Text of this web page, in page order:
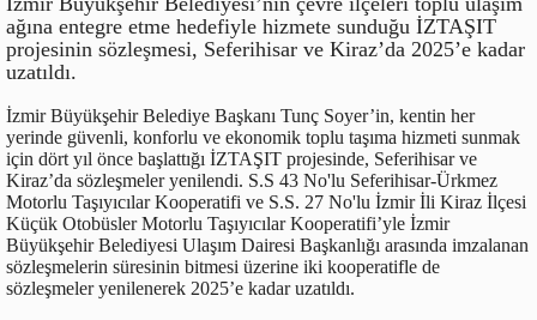
ağına entegre etme hedefiyle hizmete sunduğu İZTAŞIT
projesinin sözleşmesi, Seferihisar ve Kiraz’da 2025’e kadar
uzatıldı.
İzmir Büyükşehir Belediye Başkanı Tunç Soyer’in, kentin her
yerinde güvenli, konforlu ve ekonomik toplu taşıma hizmeti sunmak
için dört yıl önce başlattığı İZTAŞIT projesinde, Seferihisar ve
Kiraz’da sözleşmeler yenilendi. S.S 43 No'lu Seferihisar-Ürkmez
Motorlu Taşıyıcılar Kooperatifi ve S.S. 27 No'lu İzmir İli Kiraz İlçesi
Küçük Otobüsler Motorlu Taşıyıcılar Kooperatifi’yle İzmir
Büyükşehir Belediyesi Ulaşım Dairesi Başkanlığı arasında imzalanan
sözleşmelerin süresinin bitmesi üzerine iki kooperatifle de
sözleşmeler yenilenerek 2025’e kadar uzatıldı.